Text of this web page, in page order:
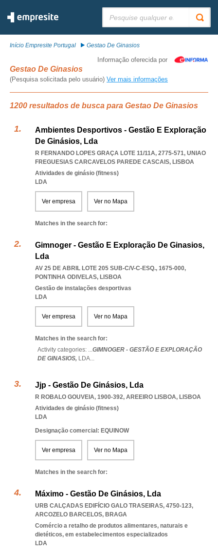
Início Empresite Portugal Gestao De Ginasios
Informação oferecida por
Gestao De Ginasios
(Pesquisa solicitada pelo usuário) Ver mais informações
1200 resultados de busca para Gestao De Ginasios
Ambientes Desportivos - Gestão E Exploração
De Ginásios, Lda
R FERNANDO LOPES GRAÇA LOTE 11/11A, 2775-571, UNIAO
FREGUESIAS CARCAVELOS PAREDE CASCAIS, LISBOA
Atividades de ginásio (fitness)
LDA
Ver empresa Ver no Mapa
Matches in the search for:
Gimnoger - Gestão E Exploração De Ginasios,
Lda
AV 25 DE ABRIL LOTE 205 SUB-C/V-C-ESQ., 1675-000,
PONTINHA ODIVELAS, LISBOA
Gestão de instalações desportivas
LDA
Ver empresa Ver no Mapa
Matches in the search for:
Activity categories: ...GIMNOGER - GESTÃO E EXPLORAÇÃO
DE GINASIOS, LDA...
Jjp - Gestão De Ginásios, Lda
R ROBALO GOUVEIA, 1900-392, AREEIRO LISBOA, LISBOA
Atividades de ginásio (fitness)
LDA
Designação comercial: EQUINOW
Ver empresa Ver no Mapa
Matches in the search for:
Máximo - Gestão De Ginásios, Lda
URB CALÇADAS EDIFÍCIO GALO TRASEIRAS, 4750-123,
ARCOZELO BARCELOS, BRAGA
Comércio a retalho de produtos alimentares, naturais e
dietéticos, em estabelecimentos especializados
LDA